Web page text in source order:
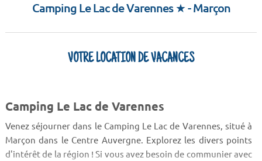
Camping Le Lac de Varennes ★- Marçon
VOTRE LOCATION DE VACANCES
Camping Le Lac de Varennes
Venez séjourner dans le Camping Le Lac de Varennes, situé à
Marçon dans le Centre Auvergne. Explorez les divers points
d'intérêt de la région ! Si vous avez besoin de communier avec